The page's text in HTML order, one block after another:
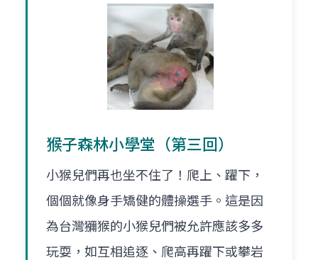
猴子森林小學堂（第三回）
小猴兒們再也坐不住了！爬上、躍下，
個個就像身手矯健的體操選手。這是因
為台灣獼猴的小猴兒們被允許應該多多
玩耍，如互相追逐、爬高再躍下或攀岩